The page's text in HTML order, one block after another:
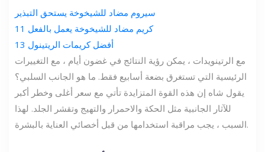
سيروم مضاد للشيخوخة يستحق التبذير
11 كريم مضاد للشيخوخة يعمل بالفعل
13 أفضل كريمات الريتينول
مع الرتينويدات ، يمكن رؤية النتائج في غضون أيام ، مع التغييرات
الرئيسية التي تستغرق بضعة أسابيع فقط. ما هو الجانب السلبي؟
يقول شاه إن هذه القوة المتزايدة تأتي مع سعر أغلى وخطر أكبر
للآثار الجانبية مثل الحكة والاحمرار والتهيج وتقشر الجلد. لهذا
السبب ، يجب مراقبة استخدامها من قبل أخصائي العناية بالبشرة.